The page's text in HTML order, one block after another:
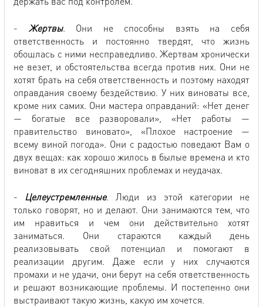
-Жертвы. Они не способны взять на себя
ответственность и постоянно твердят, что жизнь
обошлась с ними несправедливо. Жертвам хронически
не везет, и обстоятельства всегда против них. Они не
хотят брать на себя ответственность и поэтому находят
оправдания своему бездействию. У них виноваты все,
кроме них самих. Они мастера оправданий: «Нет денег
— богатые все разворовали», «Нет работы —
правительство виновато», «Плохое настроение —
всему виной погода». Они с радостью поведают Вам о
двух вещах: как хорошо жилось в былые времена и кто
виноват в их сегодняшних проблемах и неудачах.
- Целеустремленные. Люди из этой категории не
только говорят, но и делают. Они занимаются тем, что
им нравиться и чем они действительно хотят
заниматься. Они стараются каждый день
реализовывать свой потенциал и помогают в
реализации другим. Даже если у них случаются
промахи и не удачи, они берут на себя ответственность
и решают возникающие проблемы. И постепенно они
выстраивают такую жизнь, какую им хочется.